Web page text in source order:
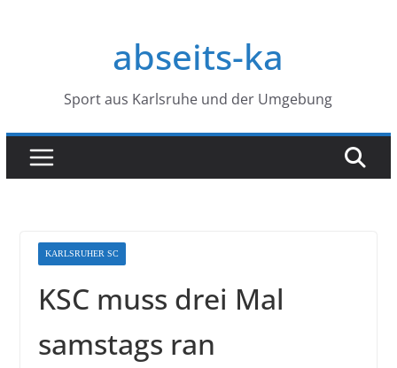
abseits-ka
Sport aus Karlsruhe und der Umgebung
KARLSRUHER SC
KSC muss drei Mal
samstags ran